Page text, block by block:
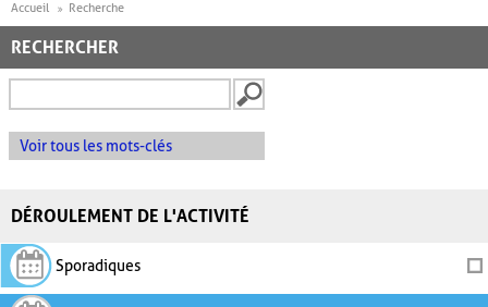
Accueil Recherche
RECHERCHER
Voir tous les mots-clés
DÉROULEMENT DE L'ACTIVITÉ
Sporadiques